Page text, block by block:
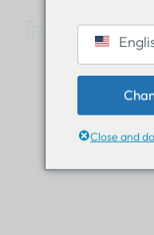
Lesen Sie alles
von Lansitec und
Close and